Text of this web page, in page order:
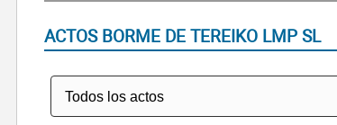
ACTOS BORME DE TEREIKO LMP SL